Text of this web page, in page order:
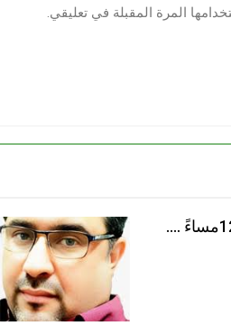
المرة المقبلة في تعليقي.